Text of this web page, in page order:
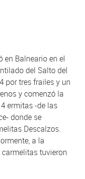
en Balneario en el
del Salto del
por tres frailes y un
y comenzó la
ermitas -de las
donde se
Descalzos.
a la
tuvieron